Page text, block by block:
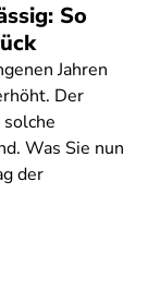
So
Jahren
Der
Was Sie nun
der